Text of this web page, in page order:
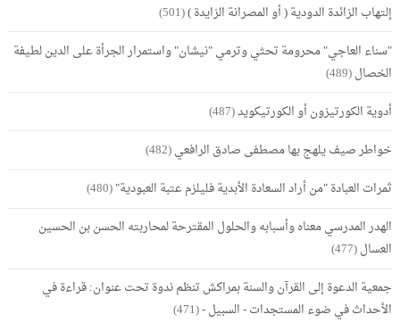
إلتهاب الزائدة الدودية ( أو المصرانة الزايدة )(501)
"سناء العاجي" محرومة تحثي وترمي "نيشان" واستمرار الجرأة على الدين لطيفة
الخصال(489)
أدوية الكورتيزون أو الكورتيكويد(487)
خواطر صيف يلهج بها مصطفى صادق الرافعي(482)
ثمرات العبادة "من أراد السعادة الأبدية فليلزم عتبة العبودية"(480)
الهدر المدرسي معناه وأسبابه والحلول المقترحة لمحاربته الحسن بن الحسين
العسال(477)
جمعية الدعوة إلى القرآن والسنة بمراكش تنظم ندوة تحت عنوان: قراءة في
الأحداث في ضوء المستجدات - السبيل -(471)